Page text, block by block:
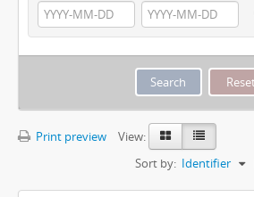
Print preview
View:
Sort by: Identifier